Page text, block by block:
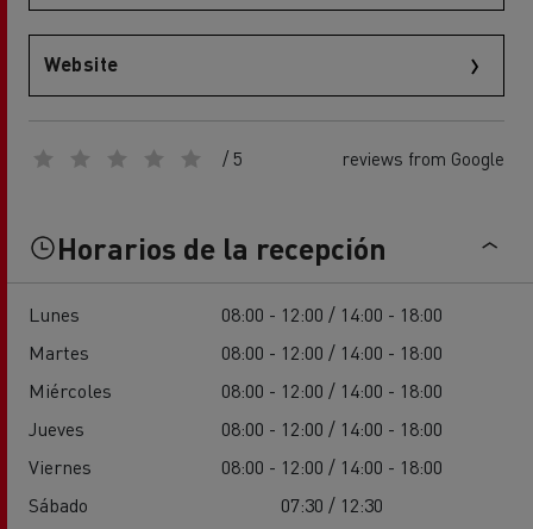
Website
/ 5 reviews from Google
Horarios de la recepción
Lunes
08:00 - 12:00 / 14:00 - 18:00
Martes
08:00 - 12:00 / 14:00 - 18:00
Miércoles
08:00 - 12:00 / 14:00 - 18:00
Jueves
08:00 - 12:00 / 14:00 - 18:00
Viernes
08:00 - 12:00 / 14:00 - 18:00
Sábado
07:30 / 12:30